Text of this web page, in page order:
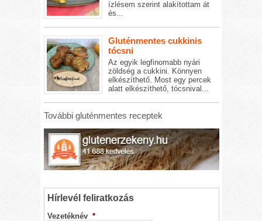
ízlésem szerint alakítottam át
és...
Gluténmentes cukkinis
tócsni
Az egyik legfinomabb nyári
zöldség a cukkini. Könnyen
elkészíthető. Most egy percek
alatt elkészíthető, tócsnival...
További gluténmentes receptek
Hírlevél feliratkozás
Vezetéknév *